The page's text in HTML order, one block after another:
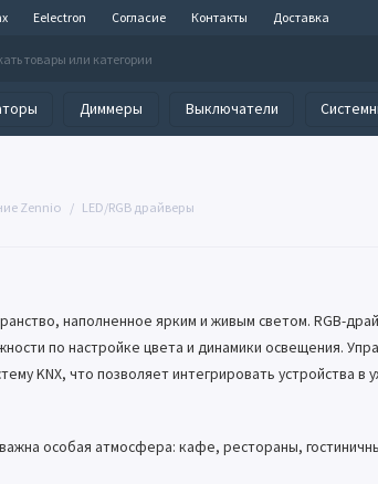
Eelectron Согласие Контакты Доставка
Диммеры Выключатели
Zennio LED/RGB драйверы
наполненное ярким и живым светом. RGB-
по настройке цвета и динамики освещения.
KNX, что позволяет интегрировать устройства в
особая атмосфера: кафе, рестораны,